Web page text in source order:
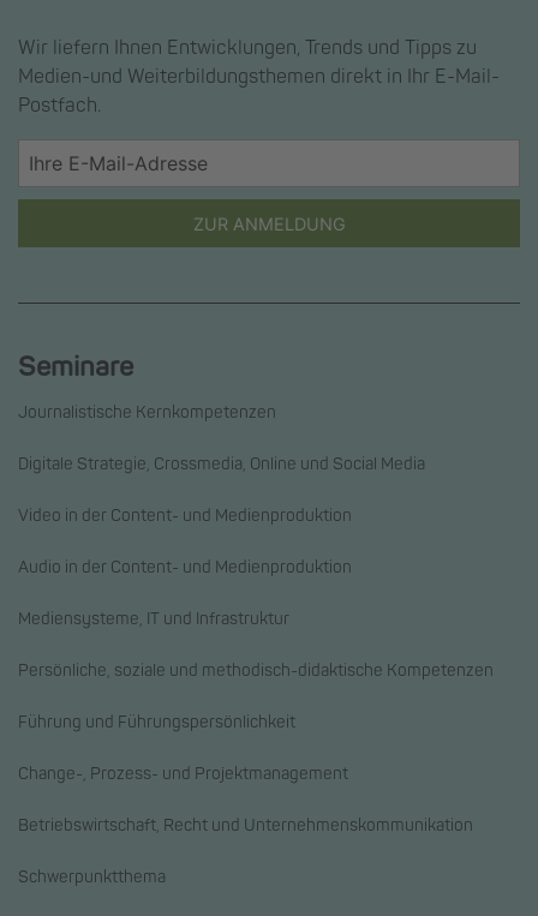
Wir liefern Ihnen Entwicklungen, Trends und Tipps zu
Medien-und Weiterbildungsthemen direkt in Ihr E-Mail-
Postfach.
ZUR ANMELDUNG
Seminare
Journalistische Kernkompetenzen
Digitale Strategie, Crossmedia, Online und Social Media
Video in der Content- und Medienproduktion
Audio in der Content- und Medienproduktion
Mediensysteme, IT und Infrastruktur
Persönliche, soziale und methodisch-didaktische Kompetenzen
Führung und Führungspersönlichkeit
Change-, Prozess- und Projektmanagement
Betriebswirtschaft, Recht und Unternehmenskommunikation
Schwerpunktthema